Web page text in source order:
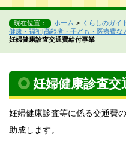
現在位置： ホーム
くらしのガイ
健康・福祉[高齢者・子ども・医療費な
妊婦健康診査交通費給付事業
妊婦健康診査交
妊婦健康診査等に係る交通費
助成します。